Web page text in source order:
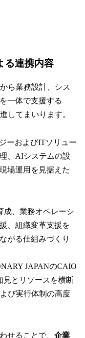
る連携内容
ら業務設計、シス
一体で支援する
してまいります。
ーおよびITソリュー
、AIシステムの設
場運用を見据えた
成、業務オペレーシ
、組織変革支援を
がる仕組みづくり
JAPANのCAIO
見とリソースを横断
び実行体制の高度
せることで、 企業